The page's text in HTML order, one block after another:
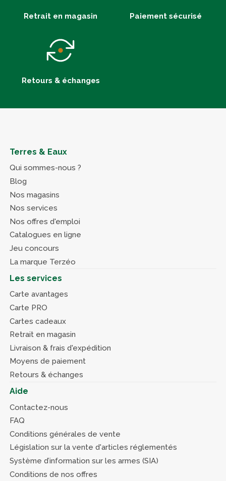
Retrait en magasin Paiement sécurisé
Retours & échanges
Terres & Eaux
Qui sommes-nous ?
Blog
Nos magasins
Nos services
Nos offres d'emploi
Catalogues en ligne
Jeu concours
La marque Terzéo
Les services
Carte avantages
Carte PRO
Cartes cadeaux
Retrait en magasin
Livraison & frais d'expédition
Moyens de paiement
Retours & échanges
Aide
Contactez-nous
FAQ
Conditions générales de vente
Législation sur la vente d'articles réglementés
Système d’information sur les armes (SIA)
Conditions de nos offres